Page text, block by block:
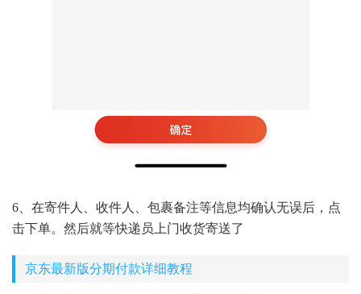
6、在寄件人、收件人、包裹备注等信息均确认无误后，点
击下单。然后就等快递员上门收货寄送了
京东最新版分期付款详细教程